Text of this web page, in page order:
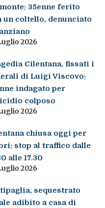
35enne ferito
un coltello, denunciato
2026
Cilentana, fissati i
di Luigi Viscovo:
indagato per
colposo
2026
chiusa oggi per
stop al traffico dalle
alle 17.30
2026
sequestrato
adibito a casa di